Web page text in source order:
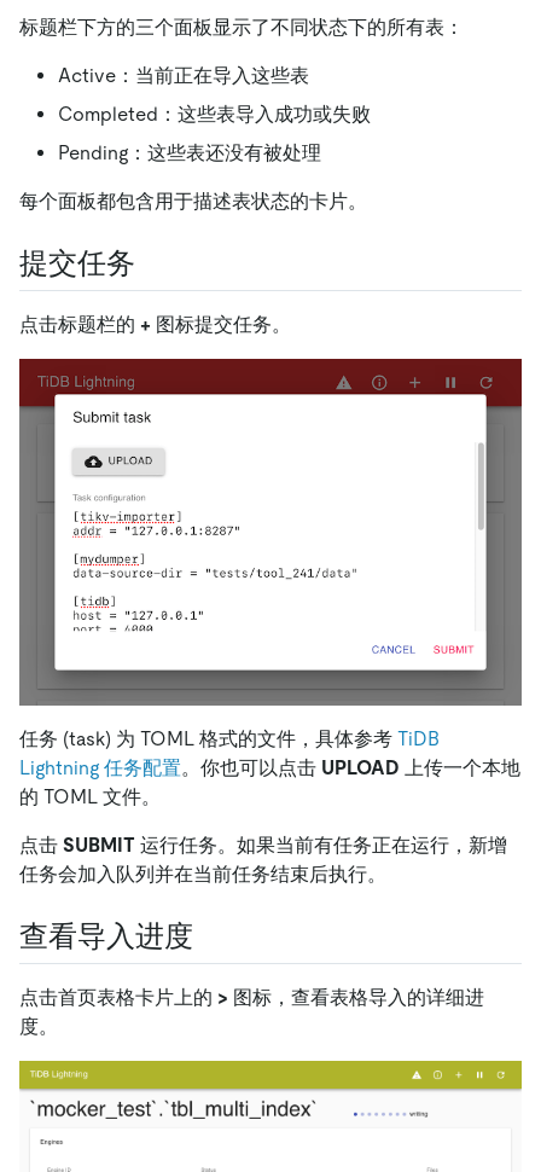
标题栏下方的三个面板显示了不同状态下的所有表：
Active：当前正在导入这些表
Completed：这些表导入成功或失败
Pending：这些表还没有被处理
每个面板都包含用于描述表状态的卡片。
提交任务
点击标题栏的 + 图标提交任务。
任务 (task) 为 TOML 格式的文件，具体参考 TiDB
Lightning 任务配置。你也可以点击 UPLOAD 上传一个本地
的 TOML 文件。
点击 SUBMIT 运行任务。如果当前有任务正在运行，新增
任务会加入队列并在当前任务结束后执行。
查看导入进度
点击首页表格卡片上的 > 图标，查看表格导入的详细进
度。